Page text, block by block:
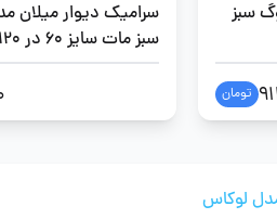
سبز
تومان
سرامیک دیوار میلان
سبز مات سایز 60 در 120
لوکاس